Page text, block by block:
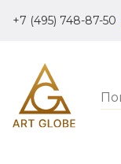
+7 (495) 748-87-50